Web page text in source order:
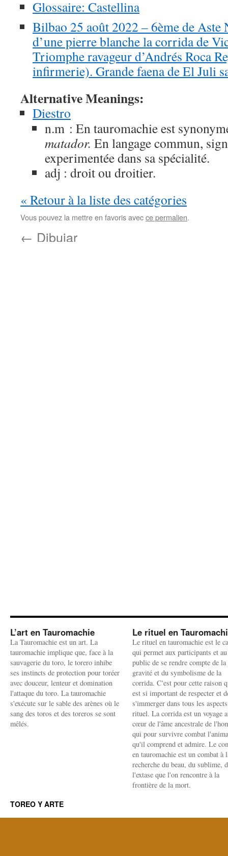
Glossaire: Castellina
Bilbao 25 août 2022 – 6ème de Aste
d’une pierre blanche la corrida de
Triomphe ravageur d’Andrés Roca
infirmerie). Grande faena de El Juli
Alternative Meanings:
Diestro
n.m : En tauromachie est
matador. En langage commun,
experimentée dans sa spécialité.
adj : droit ou droitier.
« Retour à la liste des catégories
Vous pouvez la mettre en favoris avecce permalien.
← Dibujar
L’art en Tauromachie
La Tauromachie est un art. La
tauromachie implique que, face à la
sauvagerie du toro, le torero inhibe
ses instincts de protection pour toréer
avec douceur, lenteur et domination
l'attaque du toro. La tauromachie
s'exécute sur le sable des arènes où le
sang des toros et des toreros se sont
mêlés.
Le rituel en
Le rituel en tauromachie est le
qui permet aux participants et au
public de se rendre compte de la
gravité et du symbolisme de la
corrida. C'est pour cette raison
est si important de respecter et
s'immerger dans tous les
rituel. La corrida est un voyage
cœur de l'âme ancestrale de
qui pour survivre combat
qu'il comprend et admire. Le
en tauromachie est un combat à
recherche du beau, du sublime,
l'extase que l'on rencontre à la
frontière de la mort.
TOREO Y ARTE